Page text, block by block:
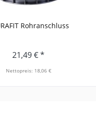
Rohranschluss
21,49 € *
Nettopreis: 18,06 €